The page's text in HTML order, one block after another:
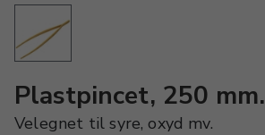
Plastpincet, 250 mm.
Velegnet til syre, oxyd mv.